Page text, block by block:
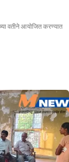
वतीने आयोजित करण्यात